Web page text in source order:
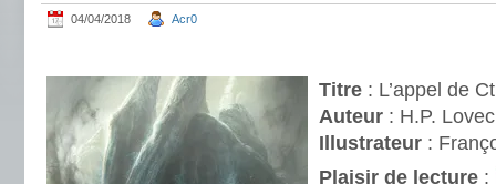
04/04/2018 Acr0
Titre : L’appel de
Auteur : H.P.
Illustrateur :
Plaisir de lecture :